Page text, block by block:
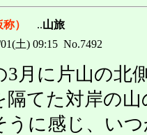
） ..山旅
土) 09:15 No.7492
3月に片山の北
隔てた対岸の
うに感じ、い